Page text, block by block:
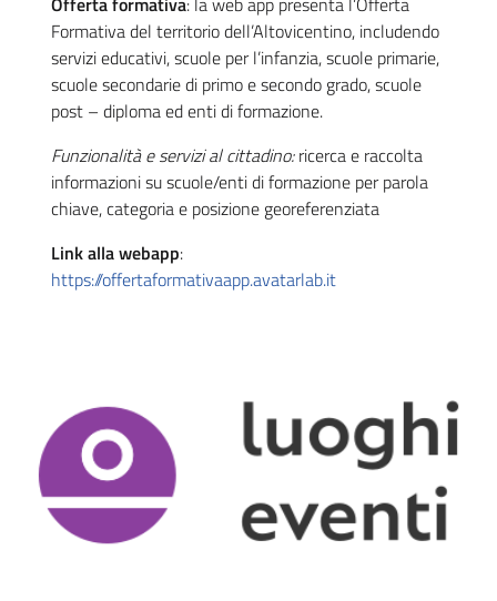
Formativa del territorio dell’Altovicentino, includendo
servizi educativi, scuole per l’infanzia, scuole primarie,
scuole secondarie di primo e secondo grado, scuole
post – diploma ed enti di formazione.
Funzionalità e servizi al cittadino:ricerca e raccolta
informazioni su scuole/enti di formazione per parola
chiave, categoria e posizione georeferenziata
Link alla webapp:
https://offertaformativaapp.avatarlab.it